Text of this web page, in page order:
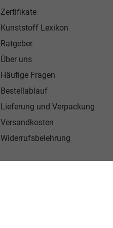
Zertifikate
Kunststoff Lexikon
Ratgeber
Über uns
Häufige Fragen
Bestellablauf
Lieferung und Verpackung
Versandkosten
Widerrufsbelehrung